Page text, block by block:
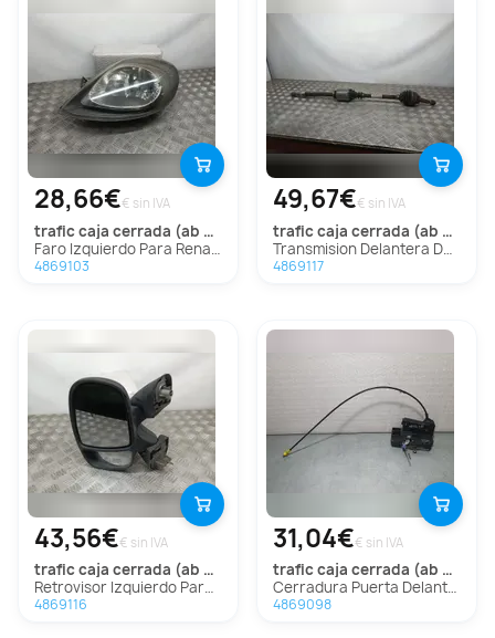
28,66€€ sin IVA
trafic caja cerrada (ab 4.01)
Faro Izquierdo Para Renault Trafic Caja Cerrada
4869103
49,67€€ sin IVA
trafic caja cerrada (ab 4.01)
Transmision Delantera Derecha Para Renault Trafic Caja Cerrada
4869117
43,56€€ sin IVA
trafic caja cerrada (ab 4.01)
Retrovisor Izquierdo Para Renault Trafic Caja Cerrada
4869116
31,04€€ sin IVA
trafic caja cerrada (ab 4.01)
Cerradura Puerta Delantera Derecha Para Renault Trafic Caja Cerrada
4869098